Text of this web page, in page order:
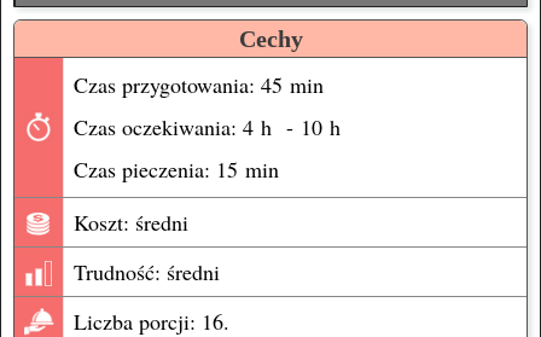
Cechy
Czas przygotowania: 45 min
Czas oczekiwania: 4 h - 10 h
Czas pieczenia: 15 min
Koszt: średni
Trudność: średni
Liczba porcji: 16.